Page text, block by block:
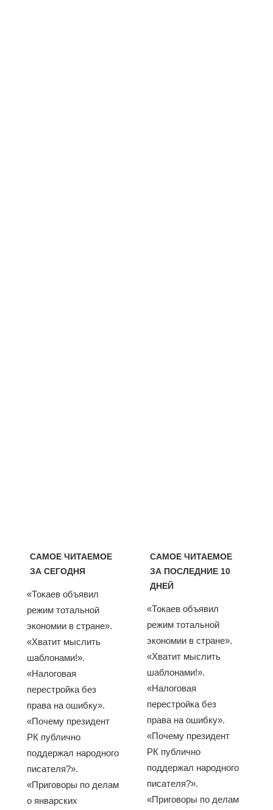
САМОЕ ЧИТАЕМОЕ
ЗА СЕГОДНЯ
«Токаев объявил
режим тотальной
экономии в стране».
«Хватит мыслить
шаблонами!».
«Налоговая
перестройка без
права на ошибку».
«Почему президент
РК публично
поддержал народного
писателя?».
«Приговоры по делам
о январских
САМОЕ ЧИТАЕМОЕ
ЗА ПОСЛЕДНИЕ 10
ДНЕЙ
«Токаев объявил
режим тотальной
экономии в стране».
«Хватит мыслить
шаблонами!».
«Налоговая
перестройка без
права на ошибку».
«Почему президент
РК публично
поддержал народного
писателя?».
«Приговоры по делам